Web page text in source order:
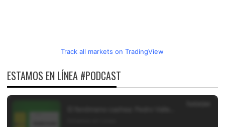
Track all markets on TradingView
ESTAMOS EN LÍNEA #PODCAST